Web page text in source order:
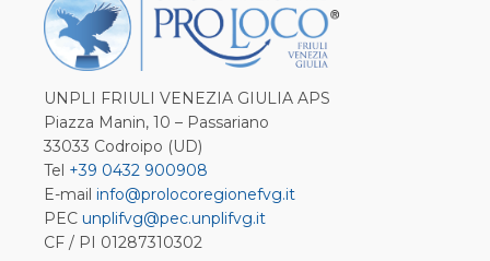
UNPLI FRIULI VENEZIA GIULIA APS
Piazza Manin, 10 – Passariano
33033 Codroipo (UD)
Tel +39 0432 900908
E-mail info@prolocoregionefvg.it
PEC unplifvg@pec.unplifvg.it
CF / PI 01287310302